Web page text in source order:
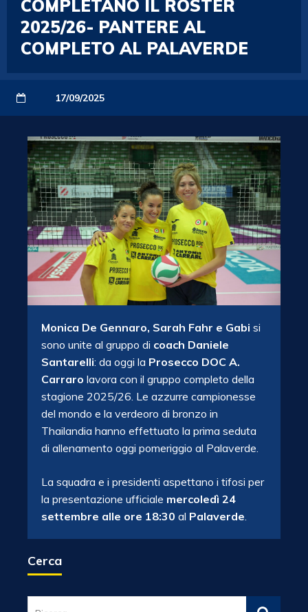
COMPLETANO IL ROSTER
2025/26- PANTERE AL
COMPLETO AL PALAVERDE
17/09/2025
Monica De Gennaro, Sarah Fahr e Gabi si
sono unite al gruppo di coach Daniele
Santarelli: da oggi la Prosecco DOC A.
Carraro lavora con il gruppo completo della
stagione 2025/26. Le azzurre campionesse
del mondo e la verdeoro di bronzo in
Thailandia hanno effettuato la prima seduta
di allenamento oggi pomeriggio al Palaverde.
La squadra e i presidenti aspettano i tifosi per
la presentazione ufficiale mercoledì 24
settembre alle ore 18:30 al Palaverde
Cerca